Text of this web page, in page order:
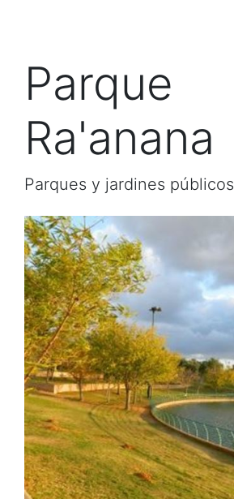
Parque
Ra'anana
Parques y jardines públicos